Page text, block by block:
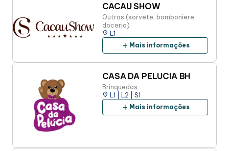
CACAU SHOW
Outros (sorvete, bomboniere,
doceria)
place L1
add Mais informações
CASA DA PELUCIA BH
Brinquedos
place L1 | L2 | S1
add Mais informações